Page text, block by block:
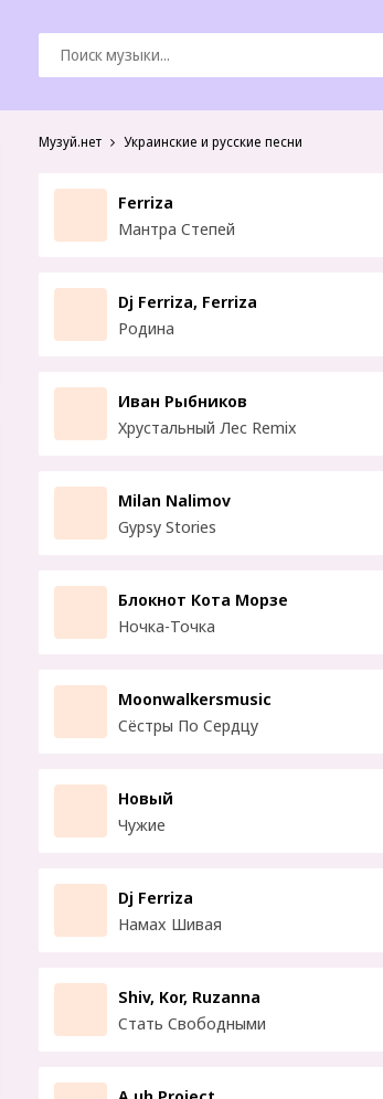
Музуй.нет Украинские и русские песни
Ferriza
Мантра Степей
Dj Ferriza, Ferriza
Родина
Иван Рыбников
Хрустальный Лес Remix
Milan Nalimov
Gypsy Stories
Блокнот Кота Морзе
Ночка-Точка
Moonwalkersmusic
Сёстры По Сердцу
Новый
Чужие
Dj Ferriza
Намах Шивая
Shiv, Kor, Ruzanna
Стать Свободными